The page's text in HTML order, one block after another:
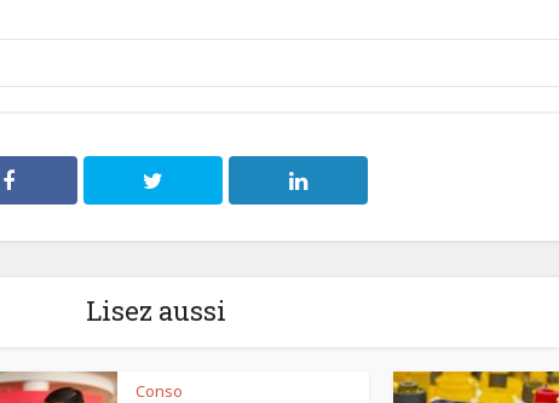
Lisez aussi
Conso